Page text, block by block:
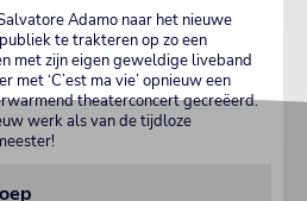
Adamo naar het nieuwe
te trakteren op zo een
met zijn eigen geweldige liveband
‘C’est ma vie’ opnieuw een
theaterconcert gecreëerd.
werk als van de tijdloze